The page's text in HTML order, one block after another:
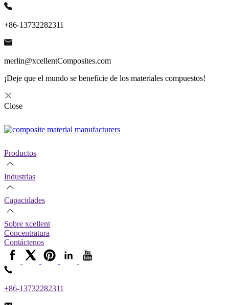
+86-13732282311
merlin@xcellentComposites.com
¡Deje que el mundo se beneficie de los materiales compuestos!
Close
Productos
Industrias
Capacidades
Sobre xcellent
Concentratura
Contáctenos
+86-13732282311